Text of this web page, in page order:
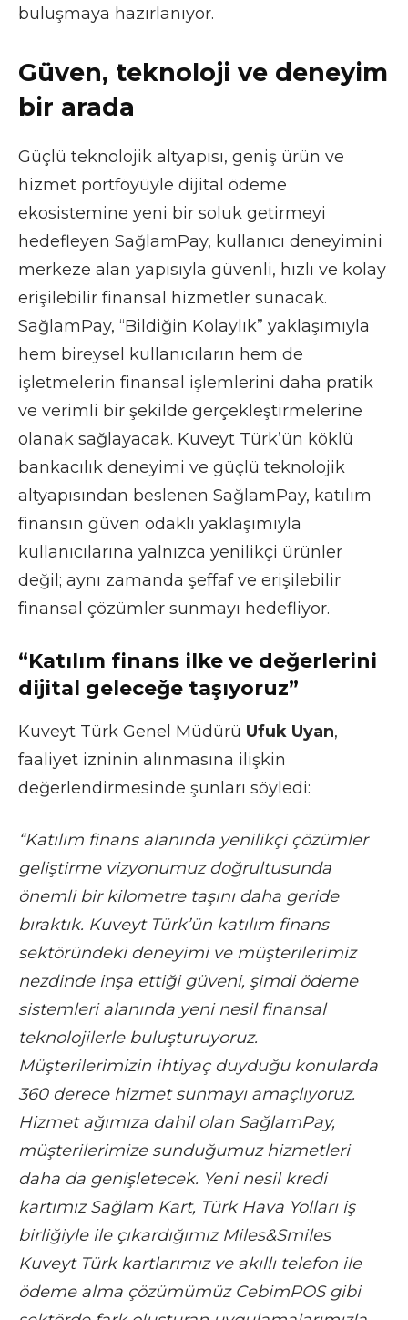
buluşmaya hazırlanıyor.
Güven, teknoloji ve deneyim
bir arada
Güçlü teknolojik altyapısı, geniş ürün ve
hizmet portföyüyle dijital ödeme
ekosistemine yeni bir soluk getirmeyi
hedefleyen SağlamPay, kullanıcı deneyimini
merkeze alan yapısıyla güvenli, hızlı ve kolay
erişilebilir finansal hizmetler sunacak.
SağlamPay, “Bildiğin Kolaylık” yaklaşımıyla
hem bireysel kullanıcıların hem de
işletmelerin finansal işlemlerini daha pratik
ve verimli bir şekilde gerçekleştirmelerine
olanak sağlayacak. Kuveyt Türk’ün köklü
bankacılık deneyimi ve güçlü teknolojik
altyapısından beslenen SağlamPay, katılım
finansın güven odaklı yaklaşımıyla
kullanıcılarına yalnızca yenilikçi ürünler
değil; aynı zamanda şeffaf ve erişilebilir
finansal çözümler sunmayı hedefliyor.
“Katılım finans ilke ve değerlerini
dijital geleceğe taşıyoruz”
Kuveyt Türk Genel Müdürü Ufuk Uyan,
faaliyet izninin alınmasına ilişkin
değerlendirmesinde şunları söyledi:
“Katılım finans alanında yenilikçi çözümler
geliştirme vizyonumuz doğrultusunda
önemli bir kilometre taşını daha geride
bıraktık. Kuveyt Türk’ün katılım finans
sektöründeki deneyimi ve müşterilerimiz
nezdinde inşa ettiği güveni, şimdi ödeme
sistemleri alanında yeni nesil finansal
teknolojilerle buluşturuyoruz.
Müşterilerimizin ihtiyaç duyduğu konularda
360 derece hizmet sunmayı amaçlıyoruz.
Hizmet ağımıza dahil olan SağlamPay,
müşterilerimize sunduğumuz hizmetleri
daha da genişletecek. Yeni nesil kredi
kartımız Sağlam Kart, Türk Hava Yolları iş
birliğiyle ile çıkardığımız Miles&Smiles
Kuveyt Türk kartlarımız ve akıllı telefon ile
ödeme alma çözümümüz CebimPOS gibi